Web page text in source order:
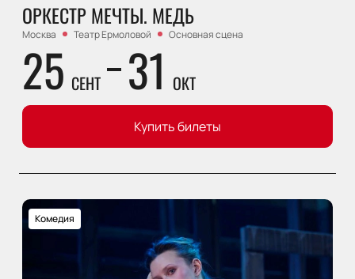
ОРКЕСТР МЕЧТЫ. МЕДЬ
Москва Театр Ермоловой Основная сцена
25 СЕНТ 31 ОКТ
Купить билеты
Комедия